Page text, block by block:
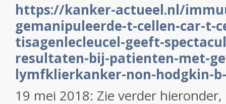
https://kanker-actueel.nl/
gemanipuleerde-t-cellen-car-t-
tisagenlecleucel-geeft-
resultaten-bij-patienten-met-
lymfklierkanker-non-hodgkin-
19 mei 2018: Zie verder